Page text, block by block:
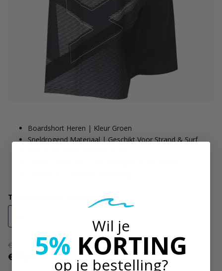
Boardshort Heren | Kleur Groen
Sneldrogend Materiaal | Geschikt Voor Strand & Surf
Treffen Sie eine Entscheidung
€69,99 -71%
€20,00 Inkl. MwSt
Wil je
5% KORTING
op je bestelling?